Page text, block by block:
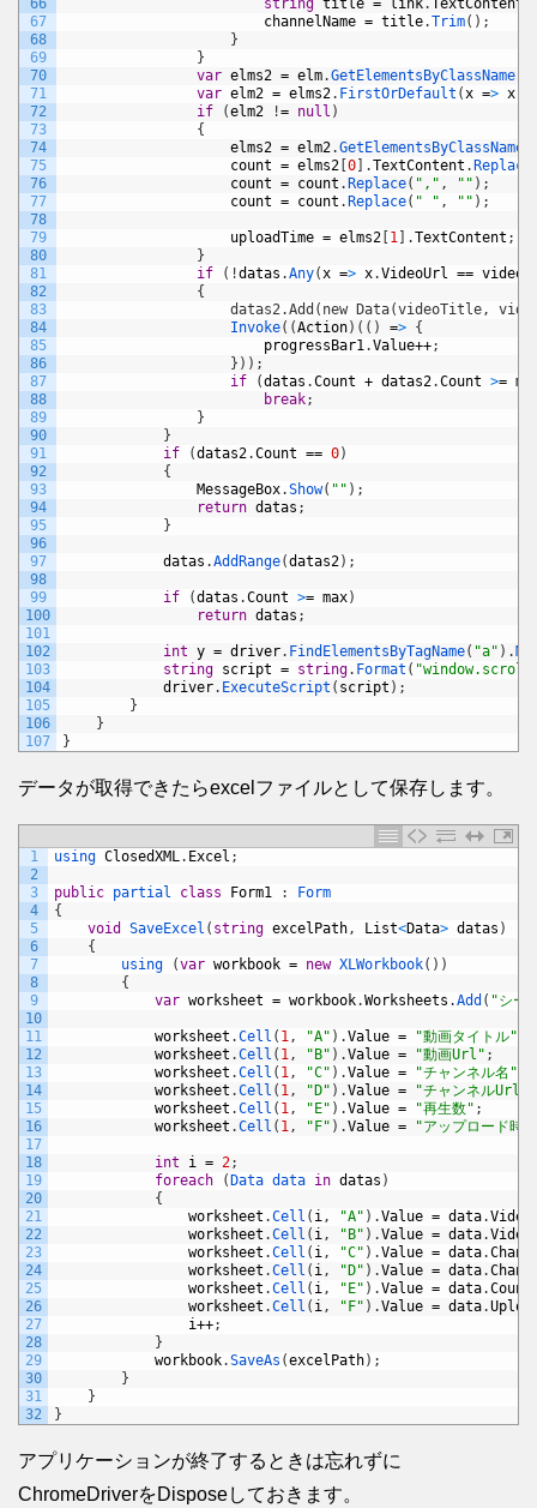
66
67
68
69
70
71
72
73
74
75
76
77
78
79
80
81
82
83
84
85
86
87
88
89
90
91
92
93
94
95
96
97
98
99
100
101
102
103
104
105
106
107
string title = link.TextContent
channelName = title.Trim( ) ;
}
}
var elms2 = elm.GetElementsByClassName
var elm2 = elms2. FirstOrDefault (x => x
if
(elm2 != null )
{
elms2 = elm2.GetElementsByClassName
count = elms2 0 .TextContent . Replace
count = count . Replace( "," , "" ) ;
count = count . Replace( " " , "" ) ;
uploadTime = elms2 1 .TextContent ;
}
if
( !datas .Any(x => x.VideoUrl ==
{
datas2.Add(new Data(videoTitle, videoUrl,
Invoke( (Action) ( ( ) => {
progressBar1.Value++;
} ) ) ;
if
(datas .Count + datas2.Count >=
break;
}
}
if
(datas2.Count == 0)
{
MessageBox.Show( "" ) ;
return datas ;
}
datas .AddRange(datas2) ;
if (datas .Count >= max)
return datas ;
int y = driver. FindElementsByTagName( "a" ) .
string script = string. Format (
driver. ExecuteScript ( script ) ;
}
}
}
データが取得できたらexcelファイルとして保存します。
1
2
3
4
5
6
7
8
9
10
11
12
13
14
15
16
17
18
19
20
21
22
23
24
25
26
27
28
29
30
31
32
using ClosedXML. Excel ;
public partial class Form1 :
Form
{
void
SaveExcel ( string excelPath, List<Data> datas )
{
using
(var workbook = new XLWorkbook( ) )
{
var worksheet = workbook.Worksheets .Add ( "シー
worksheet .Cell ( 1, "A" ) .Value = "動画タイトル"
worksheet .Cell ( 1, "B" ) .Value = "動画Url" ;
worksheet .Cell ( 1, "C" ) .Value = "チャンネル名"
worksheet .Cell ( 1, "D" ) .Value = "チャンネルUrl"
worksheet .Cell ( 1, "E" ) .Value = "再生数" ;
worksheet .Cell ( 1, "F" ) .Value = "アップロード時"
int i = 2;
foreach
( Data data in datas )
{
worksheet .Cell ( i, "A" ) .Value = data.
worksheet .Cell ( i, "B" ) .Value = data.
worksheet .Cell ( i, "C" ) .Value = data.
worksheet .Cell ( i, "D" ) .Value = data.
worksheet .Cell ( i, "E" ) .Value = data.Count
worksheet .Cell ( i, "F" ) .Value = data.
i++;
}
workbook.SaveAs (excelPath) ;
}
}
}
アプリケーションが終了するときは忘れずに
ChromeDriverをDisposeしておきます。